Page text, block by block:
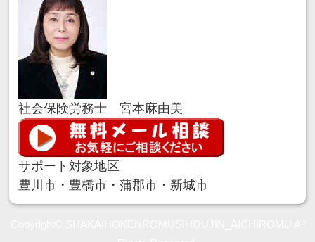
社会保険労務士 宮本麻由美
サポート対象地区
豊川市・豊橋市・蒲郡市・新城市